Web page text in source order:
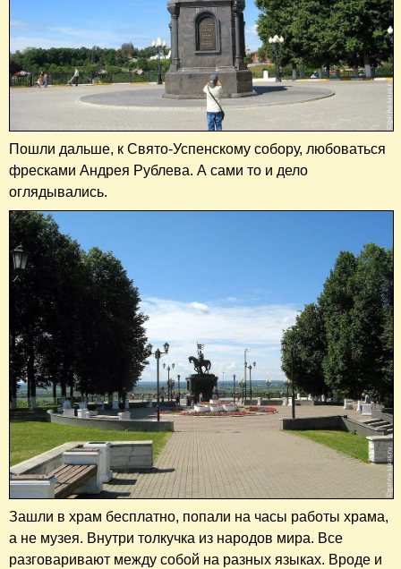
Пошли дальше, к Свято-Успенскому собору, любоваться
фресками Андрея Рублева. А сами то и дело
оглядывались.
Зашли в храм бесплатно, попали на часы работы храма,
а не музея. Внутри толкучка из народов мира. Все
разговаривают между собой на разных языках. Вроде и